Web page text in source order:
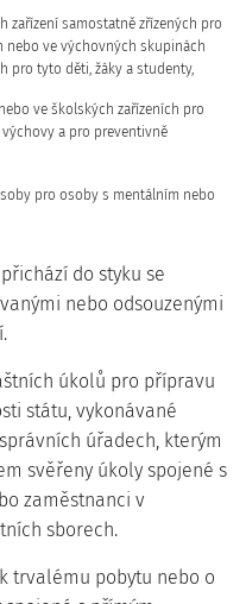
zařízení samostatně zřízených pro
nebo ve výchovných skupinách
pro tyto děti, žáky a studenty,
ve školských zařízeních pro
a pro preventivně
pro osoby s mentálním nebo
do styku se
nebo odsouzenými
úkolů pro přípravu
státu, vykonávané
úřadech, kterým
svěřeny úkoly spojené s
zaměstnanci v
sborech.
trvalému pobytu nebo o